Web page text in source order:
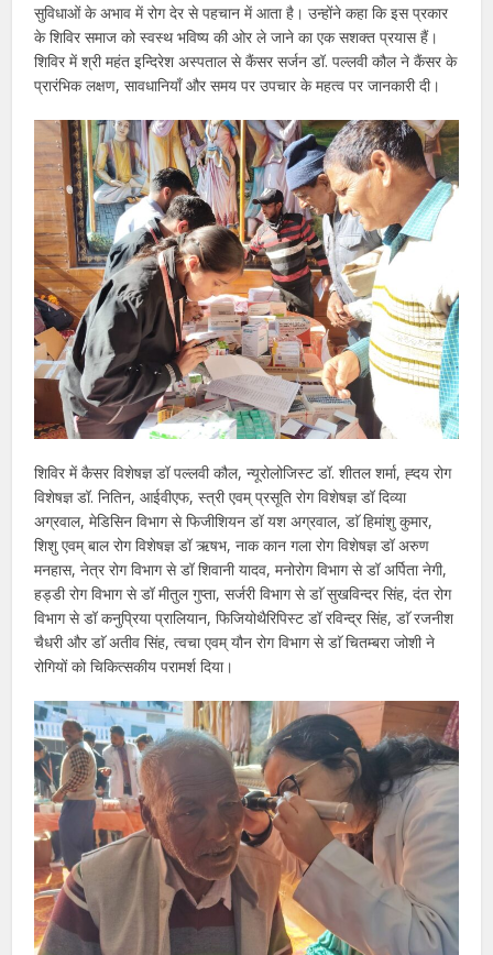
सुविधाओं के अभाव में रोग देर से पहचान में आता है। उन्होंने कहा कि इस प्रकार
के शिविर समाज को स्वस्थ भविष्य की ओर ले जाने का एक सशक्त प्रयास हैं।
शिविर में श्री महंत इन्दिरेश अस्पताल से कैंसर सर्जन डॉ. पल्लवी कौल ने कैंसर के
प्रारंभिक लक्षण, सावधानियाँ और समय पर उपचार के महत्व पर जानकारी दी।
शिविर में कैसर विशेषज्ञ डॉ पल्लवी कौल, न्यूरोलोजिस्ट डॉ. शीतल शर्मा, ह्दय रोग
विशेषज्ञ डॉ. नितिन, आईवीएफ, स्त्री एवम् प्रसूति रोग विशेषज्ञ डॉ दिव्या
अग्रवाल, मेडिसिन विभाग से फिजीशियन डॉ यश अग्रवाल, डाॅ हिमांशु कुमार,
शिशु एवम् बाल रोग विशेषज्ञ डॉ ऋषभ, नाक कान गला रोग विशेषज्ञ डॉ अरुण
मनहास, नेत्र रोग विभाग से डॉ शिवानी यादव, मनोरोग विभाग से डॉ अर्पिता नेगी,
हड्डी रोग विभाग से डॉ मीतुल गुप्ता, सर्जरी विभाग से डाॅ सुखविन्दर सिंह, दंत रोग
विभाग से डॉ कनुप्रिया प्रालियान, फिजियोथैरिपिस्ट डॉ रविन्द्र सिंह, डाॅ रजनीश
चैधरी और डाॅ अतीव सिंह, त्वचा एवम् यौन रोग विभाग से डाॅ चितम्बरा जोशी ने
रोगियों को चिकित्सकीय परामर्श दिया।